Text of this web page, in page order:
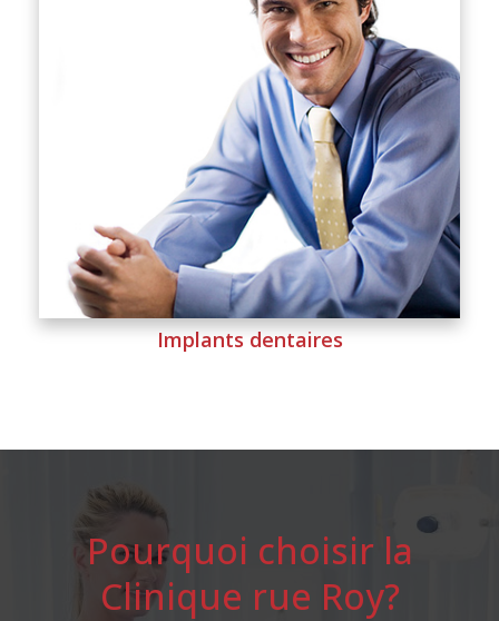
Implants dentaires
Pourquoi choisir la
Clinique rue Roy?